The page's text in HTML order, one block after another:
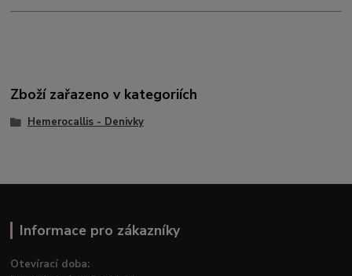
Zboží zařazeno v kategoriích
Hemerocallis - Denivky
Informace pro zákazníky
Otevírací doba: